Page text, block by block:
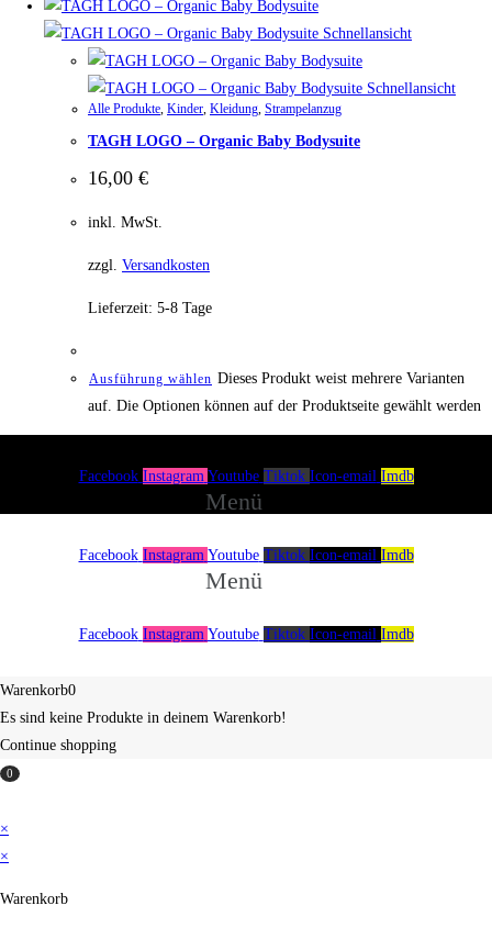
Schnellansicht
Schnellansicht
Alle Produkte Kinder Kleidung Strampelanzug
TAGH LOGO – Organic Baby Bodysuite
16,00 €
inkl. MwSt.
zzgl. Versandkosten
Lieferzeit: 5-8 Tage
Ausführung wählen Dieses Produkt weist mehrere Varianten
auf. Die Optionen können auf der Produktseite gewählt werden
Facebook Instagram Youtube Tiktok Icon-email Imdb
Menü
Facebook Instagram Youtube Tiktok Icon-email Imdb
Menü
Facebook Instagram Youtube Tiktok Icon-email Imdb
Warenkorb0
Es sind keine Produkte in deinem Warenkorb!
Continue shopping
0
×
×
Warenkorb